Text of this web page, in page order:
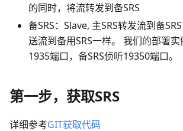
的同时，将流转发到备SRS
备SRS：Slave, 主SRS转发流到备
送流到备用SRS一样。 我们的部署
1935端口，备SRS侦听19350端口。
第一步，获取SRS
详细参考GIT获取代码